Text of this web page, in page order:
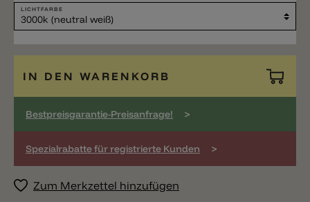
LICHTFARBE
IN DEN WARENKORB
Bestpreisgarantie-Preisanfrage! >
Spezialrabatte für registrierte Kunden >
Zum Merkzettel hinzufügen